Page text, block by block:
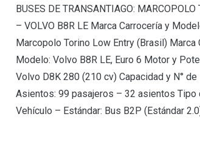
BUSES DE TRANSANTIAGO: MARCOPOLO
– VOLVO B8R LE Marca Carrocería y
Marcopolo Torino Low Entry (Brasil) Marca
Modelo: Volvo B8R LE, Euro 6 Motor y
Volvo D8K 280 (210 cv) Capacidad y N° de
Asientos: 99 pasajeros – 32 asientos Tipo
Vehículo – Estándar: Bus B2P (Estándar